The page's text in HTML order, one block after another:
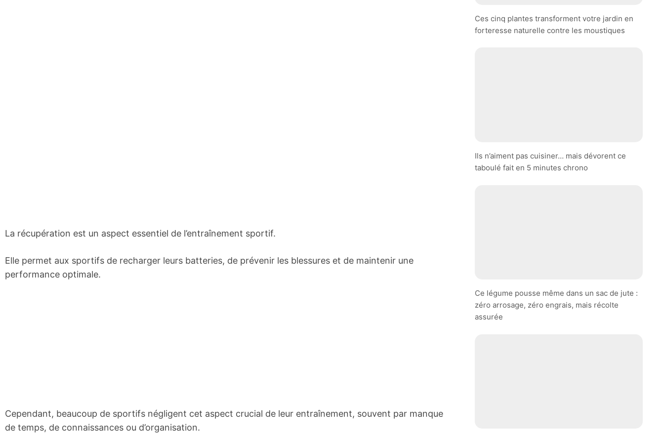
La récupération est un aspect essentiel de l’entraînement sportif.
Elle permet aux sportifs de recharger leurs batteries, de prévenir les blessures et de maintenir une
performance optimale.
Cependant, beaucoup de sportifs négligent cet aspect crucial de leur entraînement, souvent par manque
de temps, de connaissances ou d’organisation.
Ces cinq plantes transforment votre jardin en
forteresse naturelle contre les moustiques
Ils n’aiment pas cuisiner… mais dévorent ce
taboulé fait en 5 minutes chrono
Ce légume pousse même dans un sac de jute :
zéro arrosage, zéro engrais, mais récolte
assurée